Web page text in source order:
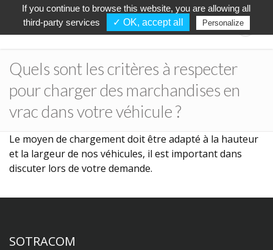
Quels sont les critères à respecter
pour charger des marchandises en
vrac dans votre véhicule ?
Le moyen de chargement doit être adapté à la hauteur
et la largeur de nos véhicules, il est important dans
discuter lors de votre demande.
SOTRACOM
If you continue to browse this website, you are allowing all
third-party services
✓ OK, accept all Personalize